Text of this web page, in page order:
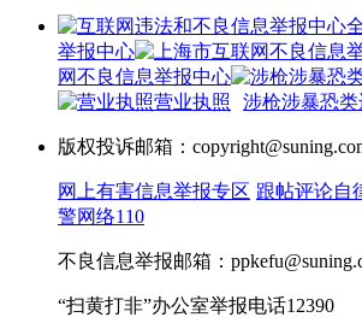
举报中心
网不良信息举报中心
涉枪涉暴恐
营业执照
版权投诉邮箱：
跟帖评论自
网上有害信息举报专区
警网络110
不良信息举报邮箱：
“扫黄打非”办公室举报电话12390